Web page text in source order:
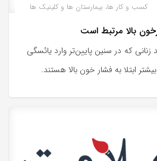
کسب و کار ها، بیمارستان ها و کلینیک ها
بالا مرتبط است
که در سنین پایین‌تر وارد یائسگی
ابتلا به فشار خون بالا هستند.